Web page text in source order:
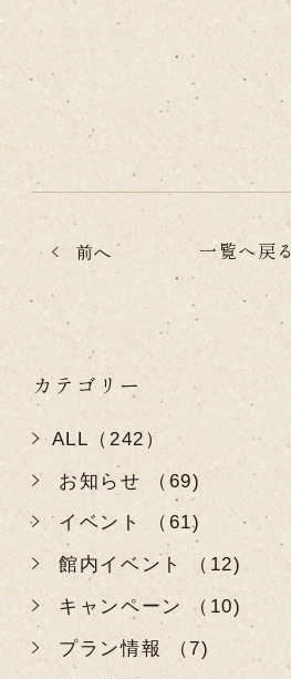
前へ 一覧へ戻る
カテゴリー
ALL（242）
お知らせ （69)
イベント （61)
館内イベント （12)
キャンペーン （10)
プラン情報 （7)